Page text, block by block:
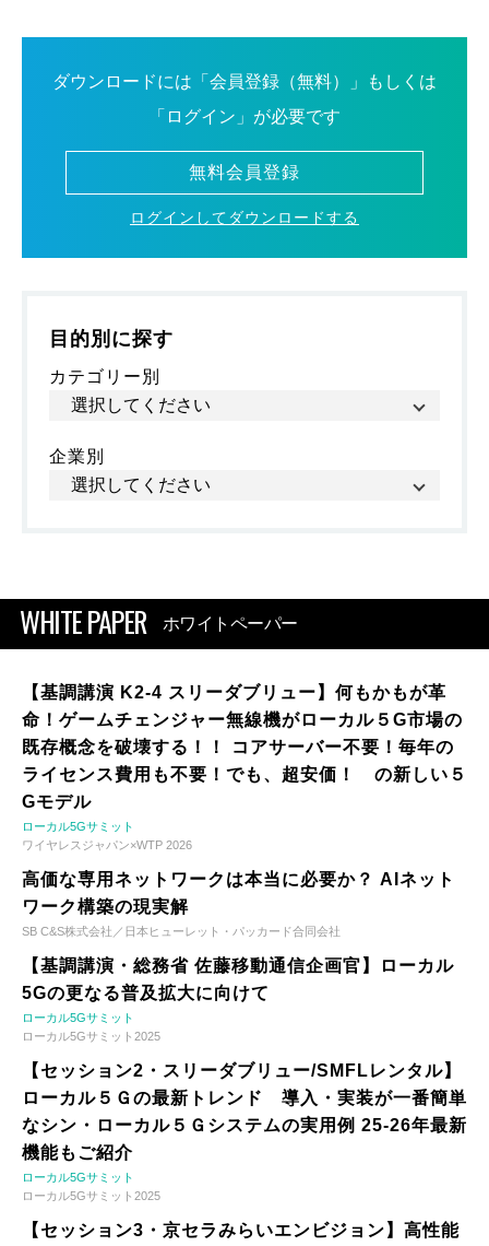
ダウンロードには「会員登録（無料）」もしくは
「ログイン」が必要です
無料会員登録
ログインしてダウンロードする
目的別に探す
カテゴリー別
企業別
WHITE PAPER ホワイトペーパー
【基調講演 K2-4 スリーダブリュー】何もかもが革
命！ゲームチェンジャー無線機がローカル５G市場の
既存概念を破壊する！！ コアサーバー不要！毎年の
ライセンス費用も不要！でも、超安価！ の新しい５
Gモデル
ローカル5Gサミット
ワイヤレスジャパン×WTP 2026
高価な専用ネットワークは本当に必要か？ AIネット
ワーク構築の現実解
SB C&S株式会社／日本ヒューレット・パッカード合同会社
【基調講演・総務省 佐藤移動通信企画官】ローカル
5Gの更なる普及拡大に向けて
ローカル5Gサミット
ローカル5Gサミット2025
【セッション2・スリーダブリュー/SMFLレンタル】
ローカル５Ｇの最新トレンド 導入・実装が一番簡単
なシン・ローカル５Ｇシステムの実用例 25-26年最新
機能もご紹介
ローカル5Gサミット
ローカル5Gサミット2025
【セッション3・京セラみらいエンビジョン】高性能